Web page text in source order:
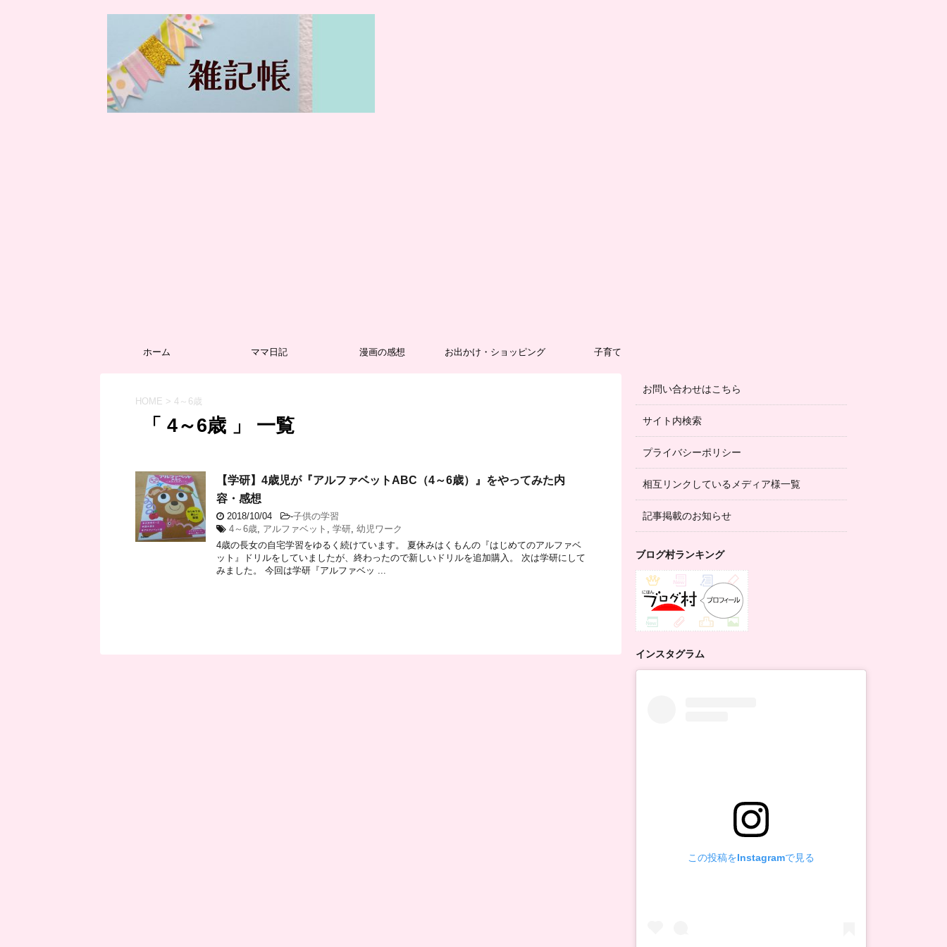
ホーム ママ日記 漫画の感想 お出かけ・ショッピング 子育て
HOME > 4～6歳
「 4～6歳 」 一覧
【学研】4歳児が『アルファベットABC（4～6歳）』をやってみた内
容・感想
2018/10/04 -子供の学習
4～6歳 アルファベット 学研 幼児ワーク
4歳の長女の自宅学習をゆるく続けています。 夏休みはくもんの『はじめてのアルファベ
ット』ドリルをしていましたが、終わったので新しいドリルを追加購入。 次は学研にして
みました。 今回は学研『アルファベッ ...
お問い合わせはこちら
サイト内検索
プライバシーポリシー
相互リンクしているメディア様一覧
記事掲載のお知らせ
ブログ村ランキング
インスタグラム
この投稿をInstagramで見る